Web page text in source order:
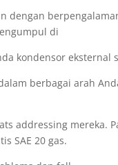
dengan
di
kondensor eksternal
berbagai arah
addressing mereka.
SAE 20 gas.